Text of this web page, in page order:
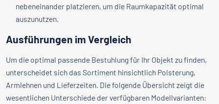
nebeneinander platzieren, um die Raumkapazität optimal
auszunutzen.
Ausführungen im Vergleich
Um die optimal passende Bestuhlung für Ihr Objekt zu finden,
unterscheidet sich das Sortiment hinsichtlich Polsterung,
Armlehnen und Lieferzeiten. Die folgende Übersicht zeigt die
wesentlichen Unterschiede der verfügbaren Modellvarianten: